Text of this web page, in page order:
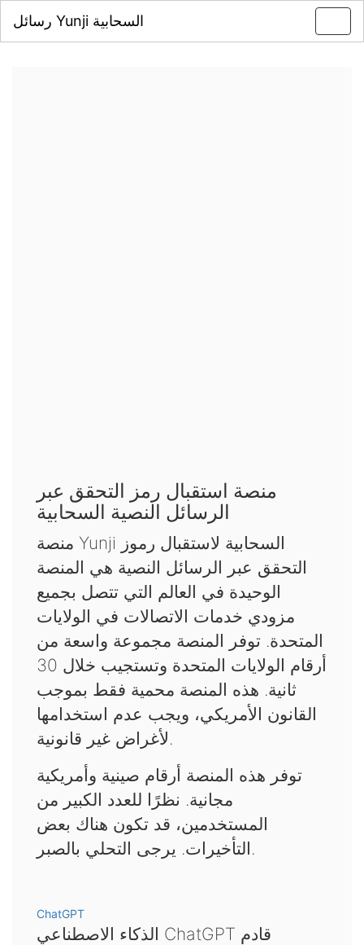
رسائل Yunji السحابية
منصة استقبال رمز التحقق عبر
الرسائل النصية السحابية
منصة Yunji السحابية لاستقبال رموز
التحقق عبر الرسائل النصية هي المنصة
الوحيدة في العالم التي تتصل بجميع
مزودي خدمات الاتصالات في الولايات
المتحدة. توفر المنصة مجموعة واسعة من
أرقام الولايات المتحدة وتستجيب خلال 30
ثانية. هذه المنصة محمية فقط بموجب
القانون الأمريكي، ويجب عدم استخدامها
لأغراض غير قانونية.
توفر هذه المنصة أرقام صينية وأمريكية
مجانية. نظرًا للعدد الكبير من
المستخدمين، قد تكون هناك بعض
التأخيرات. يرجى التحلي بالصبر.
ChatGPT
الذكاء الاصطناعي ChatGPT قادم